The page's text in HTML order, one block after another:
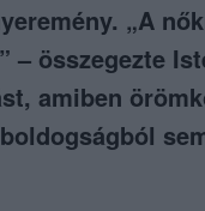
„A
– összegezte
amiben